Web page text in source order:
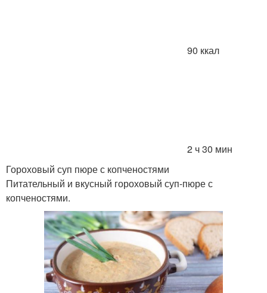
90 ккал
2 ч 30 мин
Гороховый суп пюре с копченостями
Питательный и вкусный гороховый суп-пюре с
копченостями.